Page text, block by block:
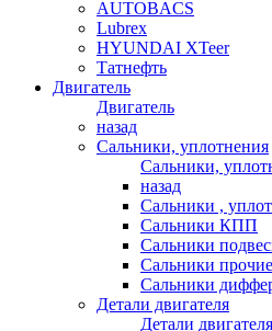
AUTOBACS
Lubrex
HYUNDAI XTeer
Татнефть
Двигатель
Двигатель
назад
Сальники, уплотнения
Сальники,
назад
Сальники ,
Сальники КПП
Сальники
Сальники прочие
Сальники
Детали двигателя
Детали двигателя